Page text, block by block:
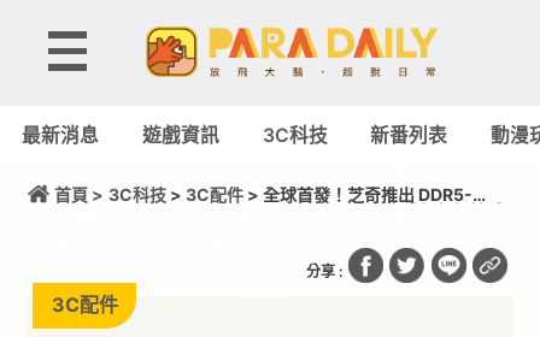
最新消息 遊戲資訊 3C科技 新番列表 動漫
首頁 > 3C科技> 3C配件> 全球首發！芝奇推出 DDR5-
分享 :
3C配件